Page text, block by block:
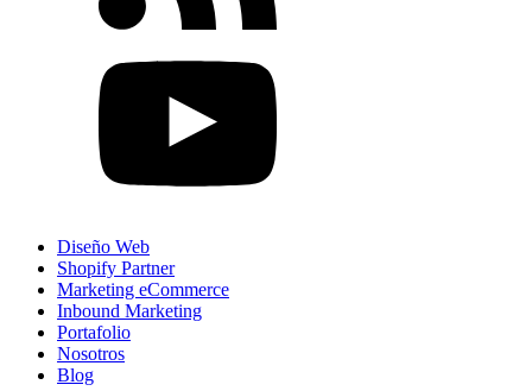
Diseño Web
Shopify Partner
Marketing eCommerce
Inbound Marketing
Portafolio
Nosotros
Blog